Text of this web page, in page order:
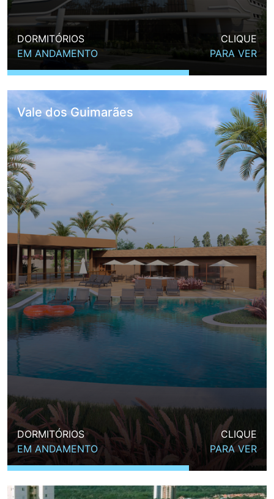
DORMITÓRIOS
EM ANDAMENTO
CLIQUE
PARA VER
Vale dos Guimarães
DORMITÓRIOS
EM ANDAMENTO
CLIQUE
PARA VER